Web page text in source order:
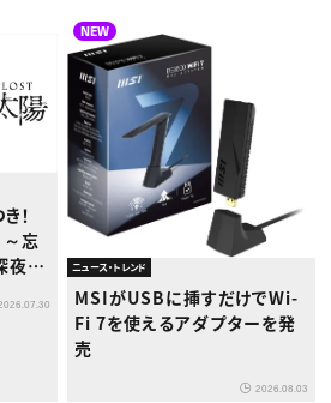
！
忘
夜か
NEW
ニュース・トレンド
MSIがUSBに挿すだけでWi-
Fi 7を使えるアダプターを発
売
2026.08.03